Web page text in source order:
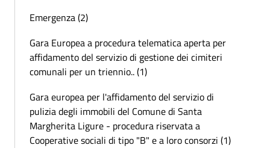
Emergenza (2)
Gara Europea a procedura telematica aperta per
affidamento del servizio di gestione dei cimiteri
comunali per un triennio.. (1)
Gara europea per l'affidamento del servizio di
pulizia degli immobili del Comune di Santa
Margherita Ligure - procedura riservata a
Cooperative sociali di tipo "B" e a loro consorzi (1)